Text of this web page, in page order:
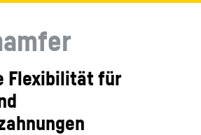
Flexibilität für